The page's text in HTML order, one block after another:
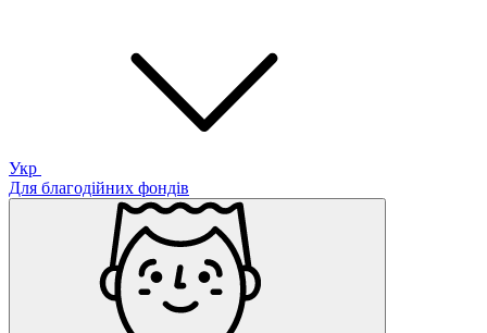
Укр
Для благодійних фондів